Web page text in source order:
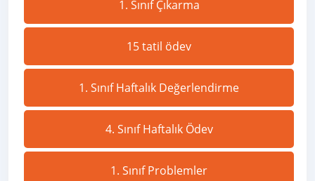
1. Sınıf Çıkarma
15 tatil ödev
1. Sınıf Haftalık Değerlendirme
4. Sınıf Haftalık Ödev
1. Sınıf Problemler